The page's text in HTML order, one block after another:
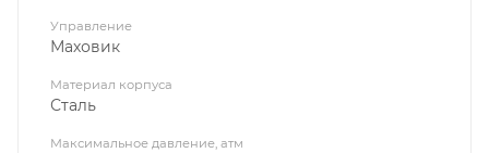
Управление
Маховик
Материал корпуса
Сталь
Максимальное давление, атм